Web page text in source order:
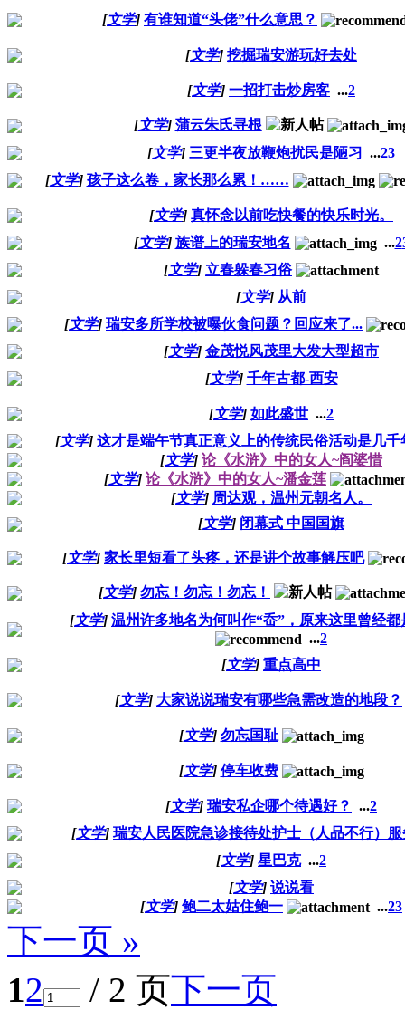
[文学] 有谁知道“头佬”什么意思？
[文学] 挖掘瑞安游玩好去处
[文学] 一招打击炒房客 ...2
[文学] 蒲云朱氏寻根
[文学] 三更半夜放鞭炮扰民是陋习 ...23
[文学] 孩子这么卷，家长那么累！……
[文学] 真怀念以前吃快餐的快乐时光。
[文学] 族谱上的瑞安地名 ...2
[文学] 立春躲春习俗
[文学] 从前
[文学] 瑞安多所学校被曝伙食问题？回应来了...
[文学] 金茂悦风茂里大发大型超市
[文学] 千年古都-西安
[文学] 如此盛世 ...2
[文学] 这才是端午节真正意义上的传统民俗活动是几千
[文学] 论《水浒》中的女人~阎婆惜
[文学] 论《水浒》中的女人~潘金莲
[文学] 周达观，温州元朝名人。
[文学] 闭幕式 中国国旗
[文学] 家长里短看了头疼，还是讲个故事解压吧
[文学] 勿忘！勿忘！勿忘！
[文学] 温州许多地名为何叫作“岙”，原来这里曾经都
...2
[文学] 重点高中
[文学] 大家说说瑞安有哪些急需改造的地段？
[文学] 勿忘国耻
[文学] 停车收费
[文学] 瑞安私企哪个待遇好？ ...2
[文学] 瑞安人民医院急诊接待处护士（人品不行）
[文学] 星巴克 ...2
[文学] 说说看
[文学] 鲍二太姑住鲍一 ...23
下一页 »
12 / 2 页下一页